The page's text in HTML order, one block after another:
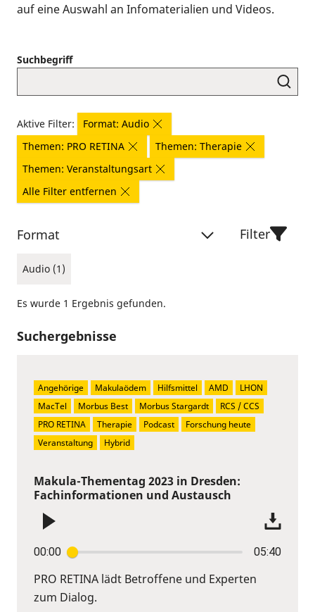
auf eine Auswahl an Infomaterialien und Videos.
Suchbegriff
Aktive Filter:
Format: Audio
Themen: PRO RETINA
Themen: Therapie
Themen: Veranstaltungsart
Alle Filter entfernen
Format
Audio (1)
Filter
Es wurde 1 Ergebnis gefunden.
Suchergebnisse
Makula-Thementag 2023 in Dresden:
Fachinformationen und Austausch
00:00 05:40
PRO RETINA lädt Betroffene und Experten
zum Dialog.
Angehörige Makulaödem Hilfsmittel AMD
LHON
MacTel
Morbus Best Morbus Stargardt
RCS / CCS
PRO RETINA
Therapie Podcast
Forschung heute
Veranstaltung
Hybrid